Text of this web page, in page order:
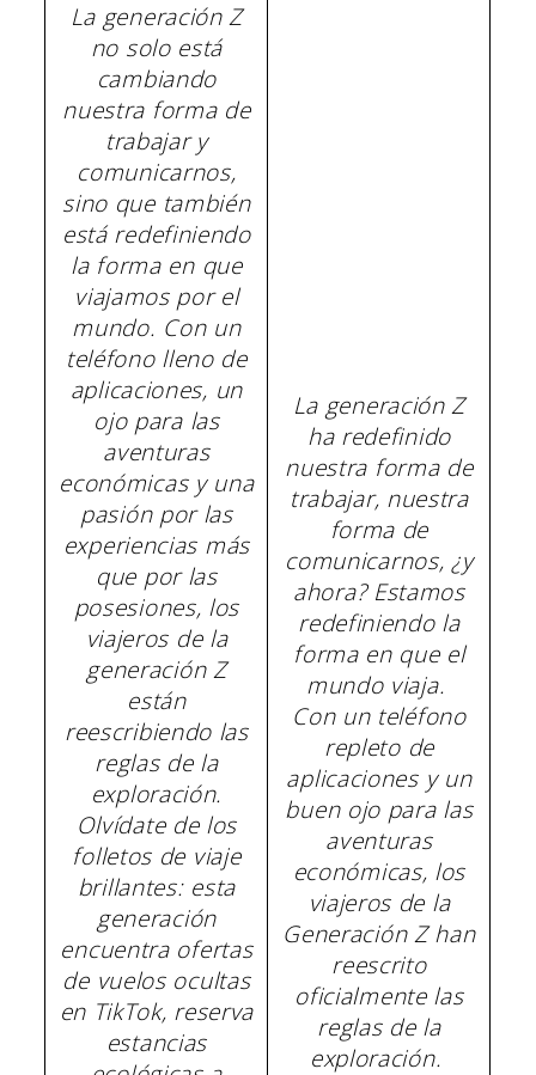
La generación Z
no solo está
cambiando
nuestra forma de
trabajar y
comunicarnos,
sino que también
está redefiniendo
la forma en que
viajamos por el
mundo. Con un
teléfono lleno de
aplicaciones, un
ojo para las
aventuras
económicas y una
pasión por las
experiencias más
que por las
posesiones, los
viajeros de la
generación Z
están
reescribiendo las
reglas de la
exploración.
Olvídate de los
folletos de viaje
brillantes: esta
generación
encuentra ofertas
de vuelos ocultas
en TikTok, reserva
estancias
La generación Z
ha redefinido
nuestra forma de
trabajar, nuestra
forma de
comunicarnos, ¿y
ahora? Estamos
redefiniendo la
forma en que el
mundo viaja.
Con un teléfono
repleto de
aplicaciones y un
buen ojo para las
aventuras
económicas, los
viajeros de la
Generación Z han
reescrito
oficialmente las
reglas de la
exploración.